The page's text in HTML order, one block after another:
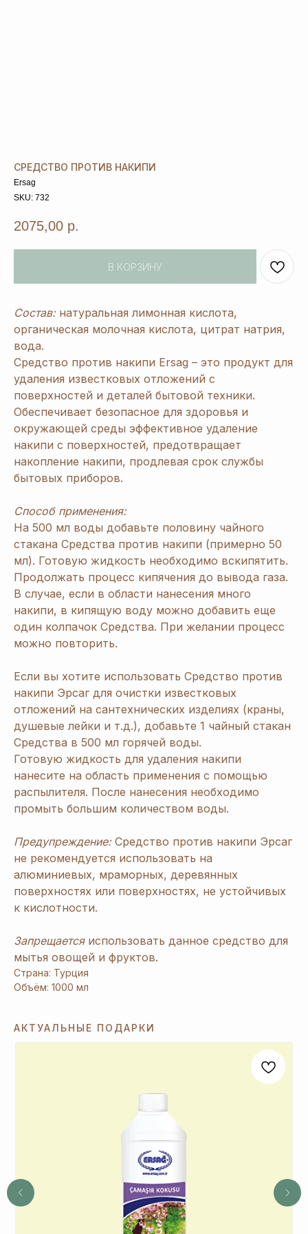
СРЕДСТВО ПРОТИВ НАКИПИ
Ersag
SKU: 732
2075,00 р.
В КОРЗИНУ
Состав:натуральная лимонная кислота,
органическая молочная кислота, цитрат натрия,
вода.
Средство против накипи Ersag – это продукт для
удаления известковых отложений с
поверхностей и деталей бытовой техники.
Обеспечивает безопасное для здоровья и
окружающей среды эффективное удаление
накипи с поверхностей, предотвращает
накопление накипи, продлевая срок службы
бытовых приборов.
Способ применения:
На 500 мл воды добавьте половину чайного
стакана Cредства против накипи (примерно 50
мл). Готовую жидкость необходимо вскипятить.
Продолжать процесс кипячения до вывода газа.
В случае, если в области нанесения много
накипи, в кипящую воду можно добавить еще
один колпачок Средства. При желании процесс
можно повторить.
Если вы хотите использовать Средство против
накипи Эрсаг для очистки известковых
отложений на сантехнических изделиях (краны,
душевые лейки и т.д.), добавьте 1 чайный стакан
Средства в 500 мл горячей воды.
Готовую жидкость для удаления накипи
нанесите на область применения с помощью
распылителя. После нанесения необходимо
промыть большим количеством воды.
Предупреждение: Средство против накипи Эрсаг
не рекомендуется использовать на
алюминиевых, мраморных, деревянных
поверхностях или поверхностях, не устойчивых
к кислотности.
Запрещаетсяиспользовать данное средство для
мытья овощей и фруктов.
Страна: Турция
Объём: 1000 мл
АКТУАЛЬНЫЕ ПОДАРКИ
При заказе продукции на 3240 руб.
вы получаете 1 подарок из предложенных
на Ваш выбор.
При заказе от 6480 руб. вы получаете 3
ЗАРЕГИСТРИРУЙТЕСЬ
СКИДКУ
И ПОДАРКИ